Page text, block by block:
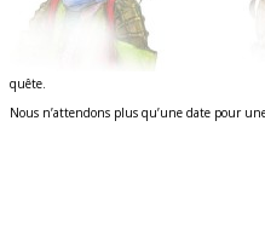
quête.
Nous n’attendons plus qu’une date pour